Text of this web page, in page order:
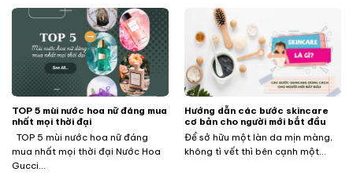
TOP 5 mùi nước hoa nữ đáng mua
nhất mọi thời đại
TOP 5 mùi nước hoa nữ đáng
mua nhất mọi thời đại Nước Hoa
Gucci...
Hướng dẫn các bước skincare
cơ bản cho người mới bắt đầu
Để sở hữu một làn da mịn màng,
không tì vết thì bên cạnh một...